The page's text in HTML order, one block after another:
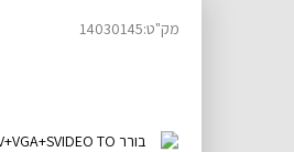
מק"ט:14030145